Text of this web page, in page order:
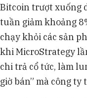
Bitcoin trượt xuống
tuần giảm khoảng
chạy khỏi các sản
khi MicroStrategy
chi trả cổ tức, làm
giờ bán” mà công